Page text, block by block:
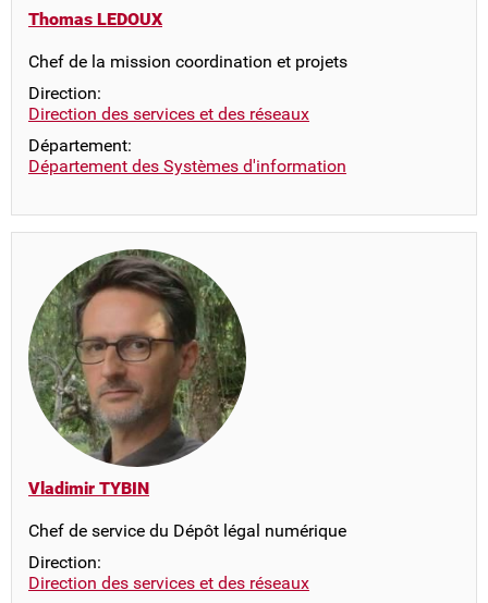
Thomas LEDOUX
Chef de la mission coordination et projets
Direction:
Direction des services et des réseaux
Département:
Département des Systèmes d'information
Vladimir TYBIN
Chef de service du Dépôt légal numérique
Direction:
Direction des services et des réseaux